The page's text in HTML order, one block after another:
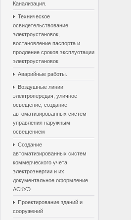
Канализация.
Техническое
освидетельствование
электроустановок,
востановление паспорта и
продление сроков эксплуотации
электроустановок
Аварийные работы.
Воздушные линии
электропередач, уличное
освещение, создание
автоматизированных систем
управления наружным
освещением
Создание
автоматизированных систем
коммерческого учета
электроэнергии и их
документальное оформление
АСКУЭ
Проектирование зданий и
сооружений